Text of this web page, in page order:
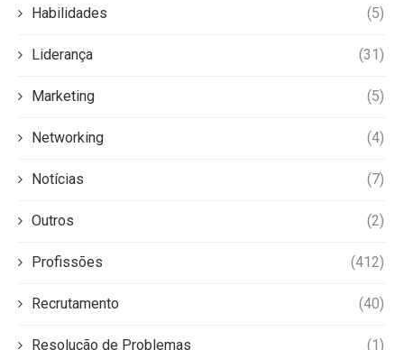
Habilidades (5)
Liderança (31)
Marketing (5)
Networking (4)
Notícias (7)
Outros (2)
Profissões (412)
Recrutamento (40)
Resolução de Problemas (1)